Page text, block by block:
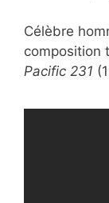
Célèbre
composition
Pacific 231